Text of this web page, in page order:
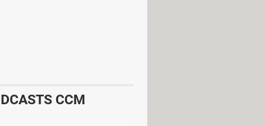
CCM